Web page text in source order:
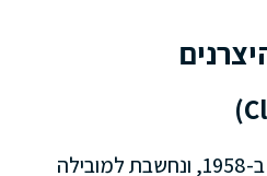
חברה אמריקאית שהוקמה ב-1958, ונחשבת למובילה